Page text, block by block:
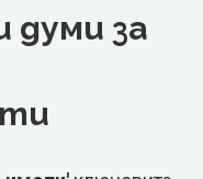
думи за